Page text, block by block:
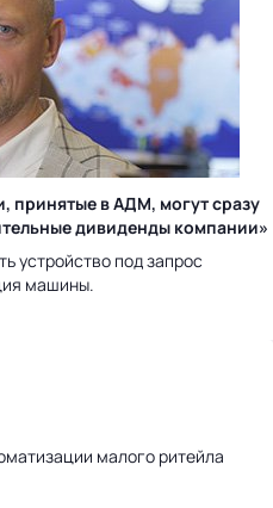
принятые в АДМ, могут сразу
дивиденды компании»
устройство под запрос
машины.
малого ритейла